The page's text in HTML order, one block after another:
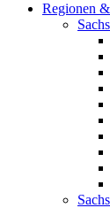
Regionen